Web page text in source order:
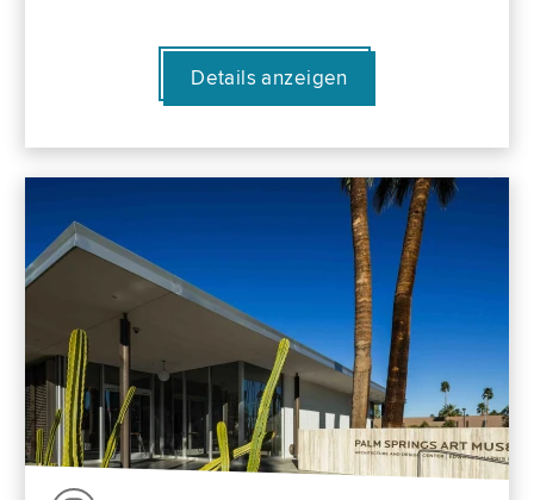
Details anzeigen